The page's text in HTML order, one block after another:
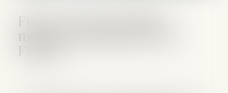
Fin de vie droit à l'aide à
mourir Proposition de loi
Falorni